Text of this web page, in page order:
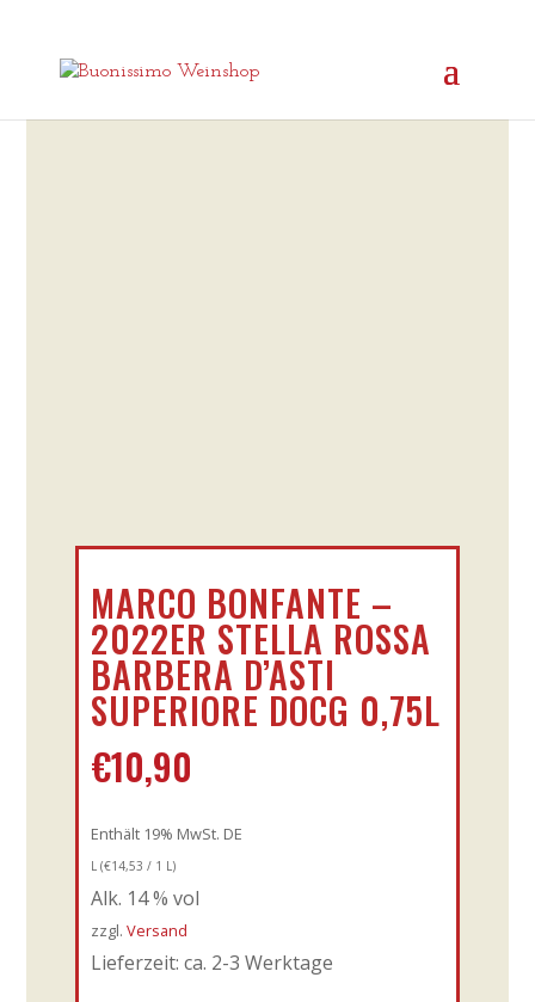
MARCO BONFANTE –
2022ER STELLA ROSSA
BARBERA D’ASTI
SUPERIORE DOCG 0,75L
€10,90
Enthält 19% MwSt. DE
L (€14,53 / 1 L)
Alk. 14 % vol
zzgl. Versand
Lieferzeit: ca. 2-3 Werktage